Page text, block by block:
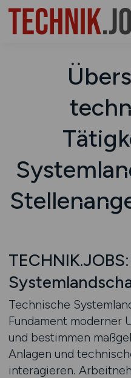
Technische
Fundament moderner
und bestimmen
Anlagen und
interagieren.